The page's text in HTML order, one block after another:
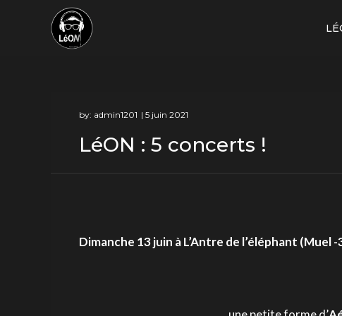
by: admin1201
LéON : 5 concerts !
Dimanche 13 juin à L’Antre de l’éléphant (Muel -